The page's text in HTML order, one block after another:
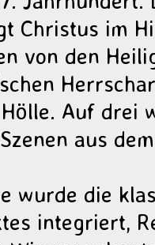
Christus im
von den
Auf drei
aus
wurde die
integriert,